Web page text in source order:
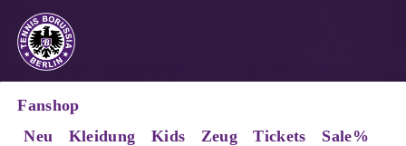
Fanshop
Neu
Kleidung Kids Zeug Tickets
Sale%